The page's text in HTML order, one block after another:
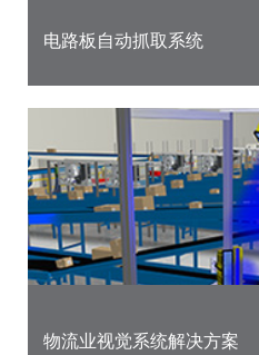
电路板自动抓取系统
物流业视觉系统解决方案